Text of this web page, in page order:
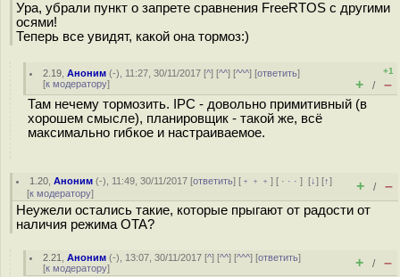
Ура, убрали пункт о запрете сравнения FreeRTOS с другими
осями!
Теперь все увидят, какой она тормоз:)
2.19 ,Аноним (-), 11:27, 30/11/2017 [^] [^^] [^^^] [ответить]
[к модератору]
+1
+ / –
Там нечему тормозить. IPC - довольно примитивный (в
хорошем смысле), планировщик - такой же, всё
максимально гибкое и настраиваемое.
1.20 ,Аноним (-), 11:49, 30/11/2017 [ответить] [ ﹢﹢﹢] [ · · ·][↓] [↑]
[к модератору] + / –
Неужели остались такие, которые прыгают от радости от
наличия режима OTA?
2.21 ,Аноним (-), 13:07, 30/11/2017 [^] [^^] [^^^] [ответить]
[к модератору] + / –